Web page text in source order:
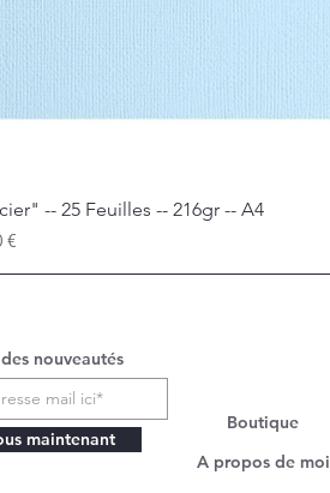
-- 25 Feuilles -- 216gr -- A4
€
nouveautés
maintenant
Boutique
A propos de moi